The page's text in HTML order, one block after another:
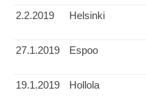
2.2.2019
Helsinki
27.1.2019 Espoo
19.1.2019 Hollola